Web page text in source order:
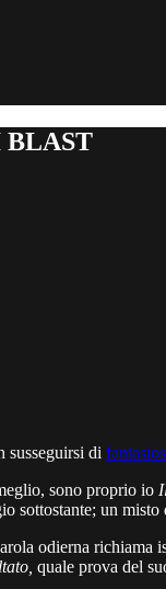
BLAST
susseguirsi di
sono proprio io
sottostante; un
odierna richiama
quale prova del